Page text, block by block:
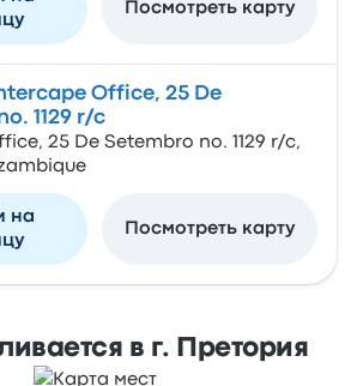
Посмотреть карту
Office, 25 De
1129 r/c
25 De Setembro no. 1129 r/c,
на
Посмотреть карту
в г. Претория